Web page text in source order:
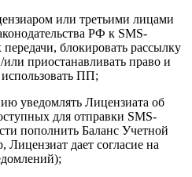
или третьими лицами
РФ к SMS-
блокировать рассылку
приостанавливать право и
ПП;
уведомлять Лицензиата об
для отправки SMS-
пополнить Баланс Учетной
Лицензиат дает согласие на